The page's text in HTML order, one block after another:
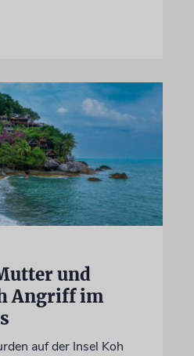
und
Angriff im
auf der Insel Koh